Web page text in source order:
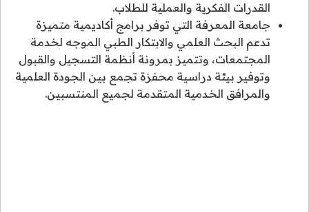
القدرات الفكرية والعملية للطلاب.
جامعة المعرفة التي توفر برامج أكاديمية متميزة
تدعم البحث العلمي والابتكار الطبي الموجه لخدمة
المجتمعات، وتتميز بمرونة أنظمة التسجيل والقبول
وتوفير بيئة دراسية محفزة تجمع بين الجودة العلمية
والمرافق الخدمية المتقدمة لجميع المنتسبين.